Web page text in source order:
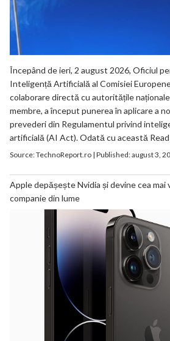
Începând de ieri, 2 august 2026, Oficiul
Inteligență Artificială al Comisiei
colaborare directă cu autoritățile
membre, a început punerea în aplicare a
prevederi din Regulamentul privind
artificială (AI Act). Odată cu această
Source:TechnoReport.ro| Published:august 3,
Apple depășește Nvidia și devine cea mai
companie din lume